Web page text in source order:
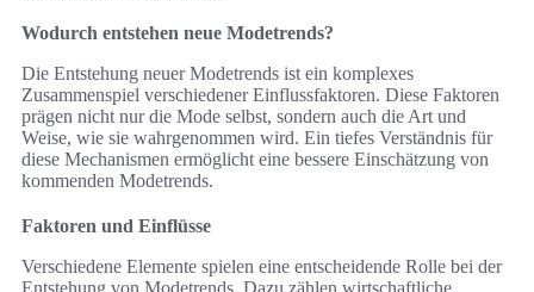
Wodurch entstehen neue Modetrends?
Die Entstehung neuer Modetrends ist ein komplexes
Zusammenspiel verschiedener Einflussfaktoren. Diese Faktoren
prägen nicht nur die Mode selbst, sondern auch die Art und
Weise, wie sie wahrgenommen wird. Ein tiefes Verständnis für
diese Mechanismen ermöglicht eine bessere Einschätzung von
kommenden Modetrends.
Faktoren und Einflüsse
Verschiedene Elemente spielen eine entscheidende Rolle bei der